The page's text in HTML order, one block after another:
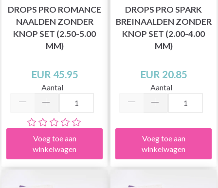
DROPS PRO ROMANCE
NAALDEN ZONDER
KNOP SET (2.50-5.00
MM)
EUR 45.95
Aantal
Voeg toe aan
winkelwagen
DROPS PRO SPARK
BREINAALDEN ZONDER
KNOP SET (2.00-4.00
MM)
EUR 20.85
Aantal
Voeg toe aan
winkelwagen